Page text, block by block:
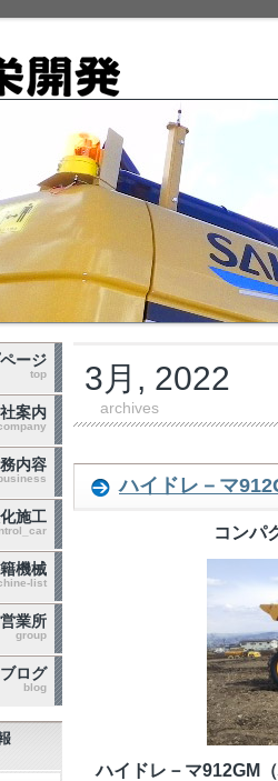
ージ
top
案内
内容
施工
機械
list
業所
group
ログ
blog
3月, 2022
archives
ハイドレ－マ
コンパ
ハイドレ－マ912GM